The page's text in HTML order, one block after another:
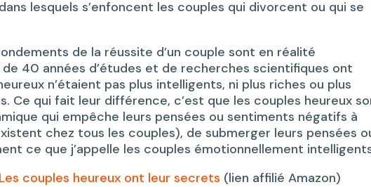
lesquels s’enfoncent les couples qui divorcent ou qui se
de la réussite d’un couple sont en réalité
40 années d’études et de recherches scientifiques ont
n’étaient pas plus intelligents, ni plus riches ou plus
Ce qui fait leur différence, c’est que les couples heureux
qui empêche leurs pensées ou sentiments négatifs à
chez tous les couples), de submerger leurs pensées
ce que j’appelle les couples émotionnellement
Les couples heureux ont leur secrets (lien affilié Amazon)